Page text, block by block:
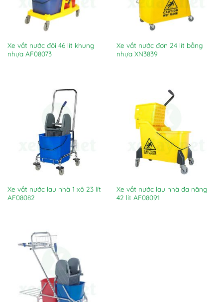
Xe vắt nước đôi 46 lít khung
nhựa AF08073
Xe vắt nước đơn 24 lít bằng
nhựa XN3839
Xe vắt nước lau nhà 1 xô 23 lít
AF08082
Xe vắt nước lau nhà đa năng
42 lít AF08091